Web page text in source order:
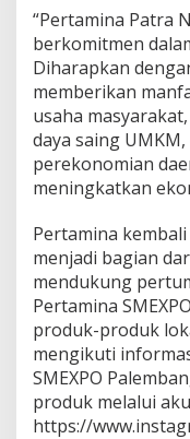
“Pertamina Patra
berkomitmen
Diharapkan
memberikan
usaha
daya saing
perekonomian
meningkatkan
Pertamina
menjadi bagian
mendukung
Pertamina
produk-produk
mengikuti
SMEXPO
produk melalui
https://